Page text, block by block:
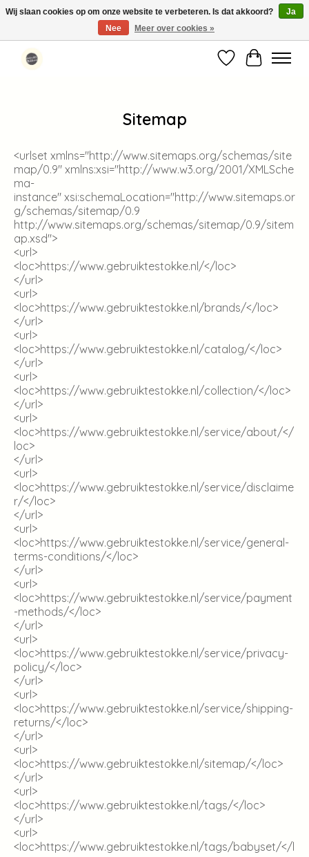
Standaard verzending binnen 1-2 werkdagen in Nederland en België ✓
Verlanglijst
Sitemap
<urlset xmlns="http://www.sitemaps.org/schemas/site
map/0.9" xmlns:xsi="http://www.w3.org/2001/XMLSche
ma-
instance" xsi:schemaLocation="http://www.sitemaps.or
g/schemas/sitemap/0.9
http://www.sitemaps.org/schemas/sitemap/0.9/sitem
ap.xsd">
<url>
<loc>https://www.gebruiktestokke.nl/</loc>
</url>
<url>
<loc>https://www.gebruiktestokke.nl/brands/</loc>
</url>
<url>
<loc>https://www.gebruiktestokke.nl/catalog/</loc>
</url>
<url>
<loc>https://www.gebruiktestokke.nl/collection/</loc>
</url>
<url>
<loc>https://www.gebruiktestokke.nl/service/about/</
loc>
</url>
<url>
<loc>https://www.gebruiktestokke.nl/service/disclaime
r/</loc>
</url>
<url>
<loc>https://www.gebruiktestokke.nl/service/general-
terms-conditions/</loc>
</url>
<url>
<loc>https://www.gebruiktestokke.nl/service/payment
-methods/</loc>
</url>
<url>
<loc>https://www.gebruiktestokke.nl/service/privacy-
policy/</loc>
</url>
<url>
<loc>https://www.gebruiktestokke.nl/service/shipping-
returns/</loc>
</url>
<url>
<loc>https://www.gebruiktestokke.nl/sitemap/</loc>
</url>
<url>
<loc>https://www.gebruiktestokke.nl/tags/</loc>
</url>
<url>
<loc>https://www.gebruiktestokke.nl/tags/babyset/</l
Wij slaan cookies op om onze website te verbeteren. Is dat akkoord?
Ja
Nee
Meer over cookies »